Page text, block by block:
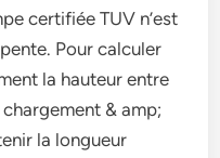
certifiée TUV n’est
Pour calculer
la hauteur entre
& amp;
la longueur